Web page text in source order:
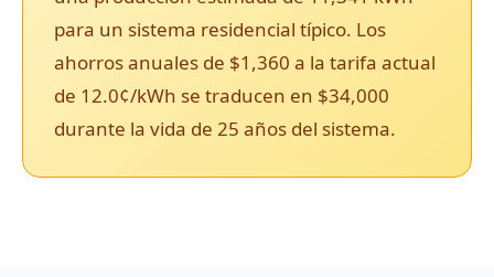
para un sistema residencial típico. Los
ahorros anuales de $1,360 a la tarifa actual
de 12.0¢/kWh se traducen en $34,000
durante la vida de 25 años del sistema.